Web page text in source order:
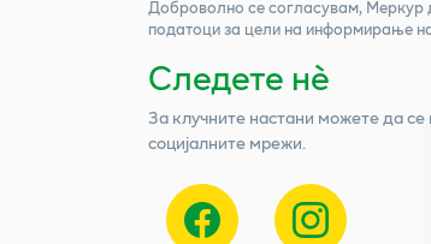
Доброволно се согласувам, Меркур
податоци за цели на информирање
Следете нѐ
За клучните настани можете да
социјалните мрежи.